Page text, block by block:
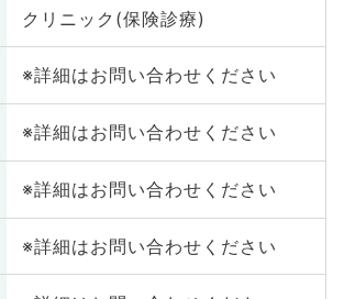
クリニック(保険診療)
※詳細はお問い合わせください
※詳細はお問い合わせください
※詳細はお問い合わせください
※詳細はお問い合わせください